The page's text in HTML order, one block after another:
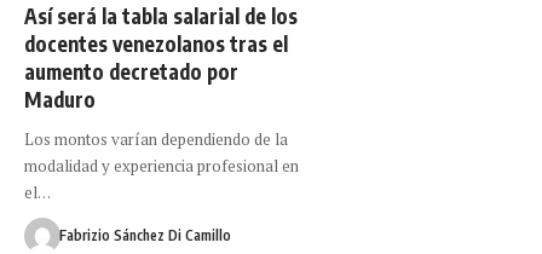
Así será la tabla salarial de los
docentes venezolanos tras el
aumento decretado por
Maduro
Los montos varían dependiendo de la
modalidad y experiencia profesional en
el…
Fabrizio Sánchez Di Camillo